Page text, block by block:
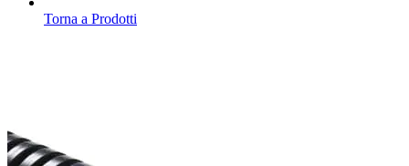
Torna a Prodotti